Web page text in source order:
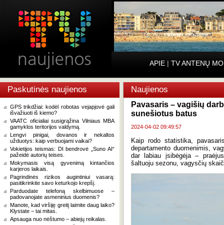
APIE | TV ANTENŲ
Paskutinės naujienos
GPS trikdžiai: kodėl robotas vejapjovė gali
išvažiuoti iš kiemo?
VAATC oficialiai susigrąžina Vilniaus MBA
gamyklos teritorijos valdymą.
Lengvi pinigai, dovanos ir nekaltos
užduotys: kaip verbuojami vaikai?
Vokietijos teismas: DI bendrovė „Suno AI“
pažeidė autorių teises.
Mokymasis visą gyvenimą kintančios
karjeros laikais.
Pagrindinės rizikos augintiniui vasarą:
pasitikrinkite savo keturkojo krepšį.
Parduodate telefoną skelbimuose –
padovanojate asmeninius duomenis?
Manote, kad viršiję greitį laimite daug laiko?
Klystate − tai mitas.
Apsauga nuo nėštumo – abiejų reikalas.
Naujienos
Pavasaris – vagišių
sunešiotus batus
2024-04-02 09:49:57
Kaip rodo statistika,
departamento duomenimis,
dar labiau įsibėgėja –
šaltuoju sezonu, vagysčių